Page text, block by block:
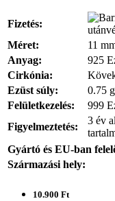
Fizetés:
Méret:
11
Anyag:
925
Cirkónia:
Ezüst súly:
0.75 g
Felületkezelés:
999
Figyelmeztetés:
3 év
Gyártó és EU-ban
Származási hely:
10.900 Ft